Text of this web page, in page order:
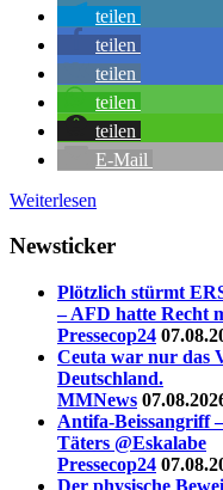
teilen
teilen
teilen
teilen
teilen
E-Mail
Weiterlesen
Newsticker
Plötzlich stürmt
– AFD hatte Recht
Pressecop24
Ceuta war nur das
Deutschland.
MMNews
Antifa-Beissangriff
Täters ‪@Eskalabe‬
Pressecop24
Der physische